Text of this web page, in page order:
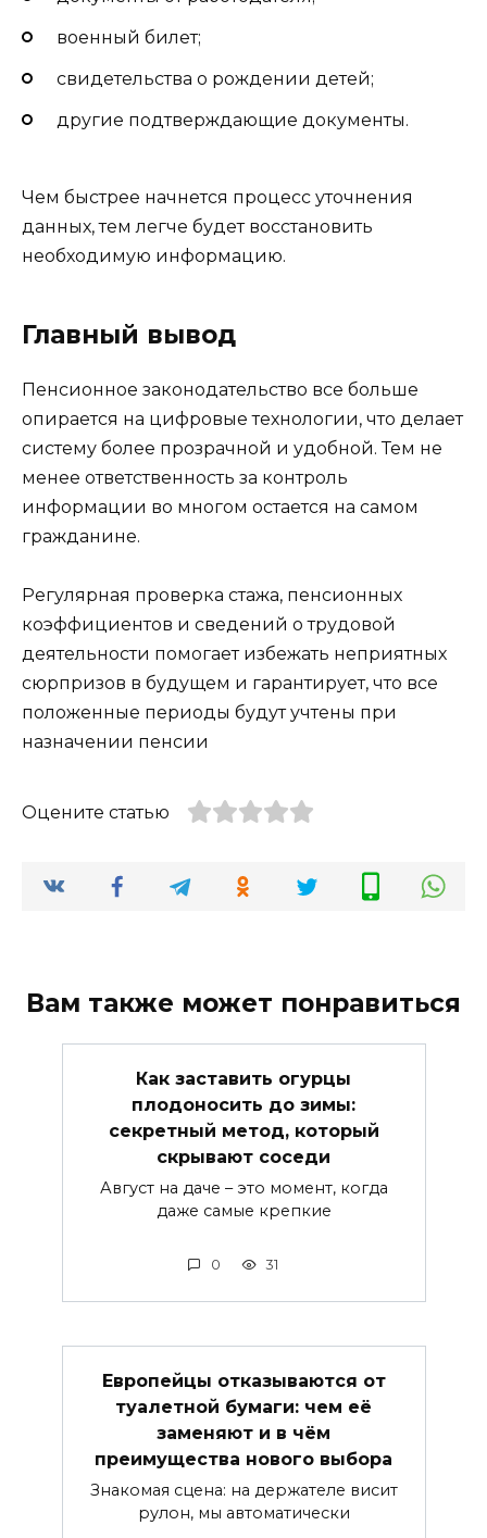
военный билет;
свидетельства о рождении детей;
другие подтверждающие документы.
Чем быстрее начнется процесс уточнения
данных, тем легче будет восстановить
необходимую информацию.
Главный вывод
Пенсионное законодательство все больше
опирается на цифровые технологии, что делает
систему более прозрачной и удобной. Тем не
менее ответственность за контроль
информации во многом остается на самом
гражданине.
Регулярная проверка стажа, пенсионных
коэффициентов и сведений о трудовой
деятельности помогает избежать неприятных
сюрпризов в будущем и гарантирует, что все
положенные периоды будут учтены при
назначении пенсии
Оцените статью
Вам также может понравиться
Как заставить огурцы
плодоносить до зимы:
секретный метод, который
скрывают соседи
Август на даче – это момент, когда
даже самые крепкие
0 31
Европейцы отказываются от
туалетной бумаги: чем её
заменяют и в чём
преимущества нового выбора
Знакомая сцена: на держателе висит
рулон, мы автоматически